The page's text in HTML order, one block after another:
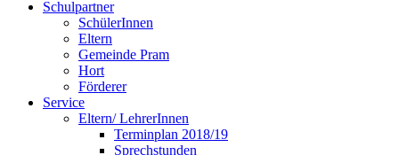
Schulpartner
SchülerInnen
Eltern
Gemeinde Pram
Hort
Förderer
Service
Eltern/ LehrerInnen
Terminplan 2018/19
Sprechstunden